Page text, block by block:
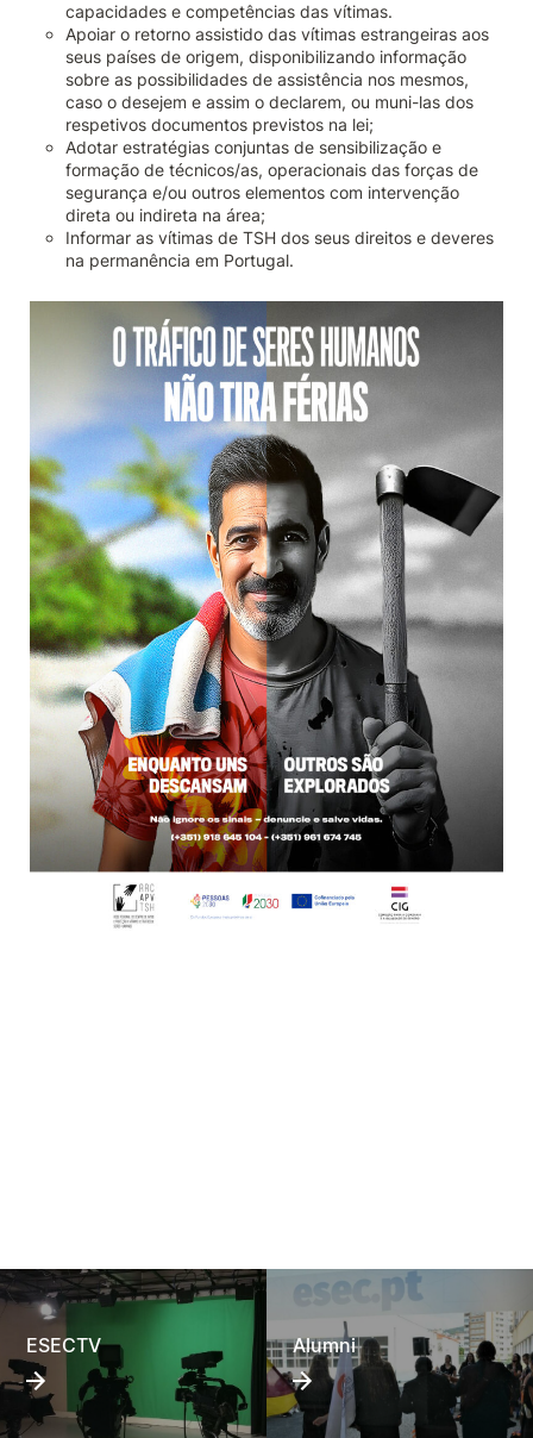
capacidades e competências das vítimas.
Apoiar o retorno assistido das vítimas estrangeiras aos
seus países de origem, disponibilizando informação
sobre as possibilidades de assistência nos mesmos,
caso o desejem e assim o declarem, ou muni-las dos
respetivos documentos previstos na lei;
Adotar estratégias conjuntas de sensibilização e
formação de técnicos/as, operacionais das forças de
segurança e/ou outros elementos com intervenção
direta ou indireta na área;
Informar as vítimas de TSH dos seus direitos e deveres
na permanência em Portugal.
ESECTV Alumni